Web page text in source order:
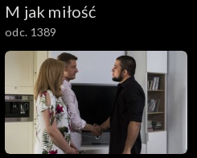
M jak miłość
odc. 1389